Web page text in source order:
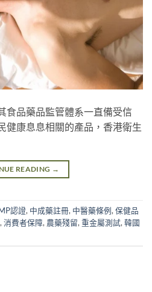
食品藥品監管體系一直備受信
健康息息相關的產品，香港衛生
READING →
認證, 中成藥註冊, 中醫藥條例,保健品
,消費者保障, 農藥殘留,重金屬測試,韓國